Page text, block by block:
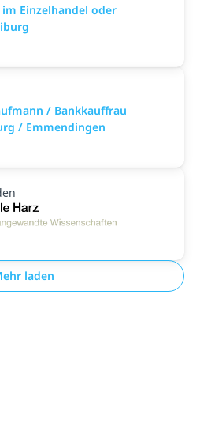
Einzelhandel oder
/ Bankkauffrau
/ Emmendingen
laden